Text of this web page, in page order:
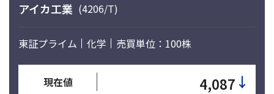
アイカ工業 (4206/T)
東証プライム 化学 売買単位：100株
現在値 4,087 ↓